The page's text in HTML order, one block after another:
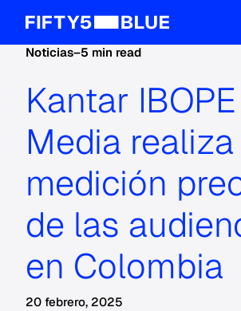
Noticias–5 min read
Kantar IBOPE
Media
medición
de las
en Colombia
20 febrero, 2025